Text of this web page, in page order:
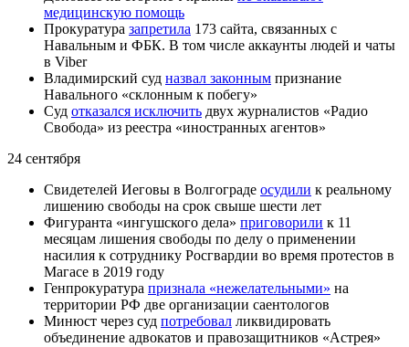
медицинскую помощь
Прокуратура запретила 173 сайта, связанных с
Навальным и ФБК. В том числе аккаунты людей и чаты
в Viber
Владимирский суд назвал законным признание
Навального «склонным к побегу»
Суд отказался исключить двух журналистов «Радио
Свобода» из реестра «иностранных агентов»
24 сентября
Свидетелей Иеговы в Волгограде осудили к реальному
лишению свободы на срок свыше шести лет
Фигуранта «ингушского дела» приговорили к 11
месяцам лишения свободы по делу о применении
насилия к сотруднику Росгвардии во время протестов в
Магасе в 2019 году
Генпрокуратура признала «нежелательными» на
территории РФ две организации саентологов
Минюст через суд потребовал ликвидировать
объединение адвокатов и правозащитников «Астрея»